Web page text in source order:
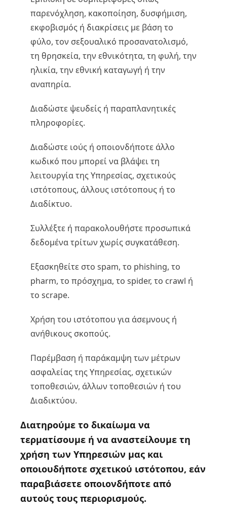
παρενόχληση, κακοποίηση, δυσφήμιση,
εκφοβισμός ή διακρίσεις με βάση το
φύλο, τον σεξουαλικό προσανατολισμό,
τη θρησκεία, την εθνικότητα, τη φυλή, την
ηλικία, την εθνική καταγωγή ή την
αναπηρία.
Διαδώστε ψευδείς ή παραπλανητικές
πληροφορίες.
Διαδώστε ιούς ή οποιονδήποτε άλλο
κωδικό που μπορεί να βλάψει τη
λειτουργία της Υπηρεσίας, σχετικούς
ιστότοπους, άλλους ιστότοπους ή το
Διαδίκτυο.
Συλλέξτε ή παρακολουθήστε προσωπικά
δεδομένα τρίτων χωρίς συγκατάθεση.
Εξασκηθείτε στο spam, το phishing, το
pharm, το πρόσχημα, το spider, το crawl ή
το scrape.
Χρήση του ιστότοπου για άσεμνους ή
ανήθικους σκοπούς.
Παρέμβαση ή παράκαμψη των μέτρων
ασφαλείας της Υπηρεσίας, σχετικών
τοποθεσιών, άλλων τοποθεσιών ή του
Διαδικτύου.
Διατηρούμε το δικαίωμα να
τερματίσουμε ή να αναστείλουμε τη
χρήση των Υπηρεσιών μας και
οποιουδήποτε σχετικού ιστότοπου, εάν
παραβιάσετε οποιονδήποτε από
αυτούς τους περιορισμούς.